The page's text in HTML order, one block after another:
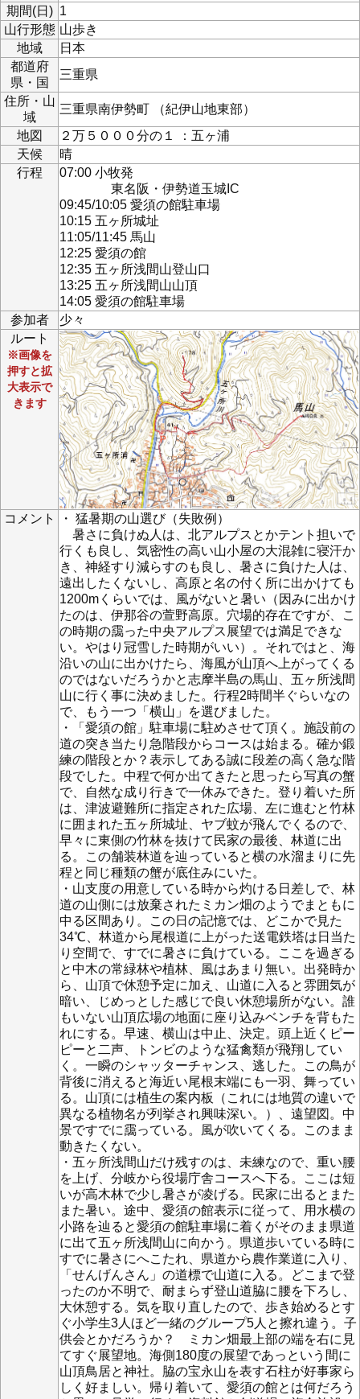
期間(日) 1
山行形態 山歩き
地域
日本
都道府
県・国
三重県
住所・山
域
三重県南伊勢町 （紀伊山地東部）
地図
２万５０００分の１ ：五ヶ浦
天候
晴
行程
07:00 小牧発
東名阪・伊勢道玉城IC
09:45/10:05 愛須の館駐車場
10:15 五ヶ所城址
11:05/11:45 馬山
12:25 愛須の館
12:35 五ヶ所浅間山登山口
13:25 五ヶ所浅間山山頂
14:05 愛須の館駐車場
参加者
少々
ルート
※画像を
押すと拡
大表示で
きます
コメント
・ 猛暑期の山選び（失敗例）
暑さに負けぬ人は、北アルプスとかテント担いで
行くも良し、気密性の高い山小屋の大混雑に寝汗か
き、神経すり減らすのも良し、暑さに負けた人は、
遠出したくないし、高原と名の付く所に出かけても
1200mくらいでは、風がないと暑い（因みに出かけ
たのは、伊那谷の萱野高原。穴場的存在ですが、こ
の時期の靄った中央アルプス展望では満足できな
い。やはり冠雪した時期がいい）。それではと、海
沿いの山に出かけたら、海風が山頂へ上がってくる
のではないだろうかと志摩半島の馬山、五ヶ所浅間
山に行く事に決めました。行程2時間半ぐらいなの
で、もう一つ「横山」を選びました。
・「愛須の館」駐車場に駐めさせて頂く。施設前の
道の突き当たり急階段からコースは始まる。確か鍛
練の階段とか？表示してある誠に段差の高く急な階
段でした。中程で何か出てきたと思ったら写真の蟹
で、自然な成り行きで一休みできた。登り着いた所
は、津波避難所に指定された広場、左に進むと竹林
に囲まれた五ヶ所城址、ヤブ蚊が飛んでくるので、
早々に東側の竹林を抜けて民家の最後、林道に出
る。この舗装林道を辿っていると横の水溜まりに先
程と同じ種類の蟹が底住みにいた。
・山支度の用意している時から灼ける日差しで、林
道の山側には放棄されたミカン畑のようでまともに
中る区間あり。この日の記憶では、どこかで見た
34℃、林道から尾根道に上がった送電鉄塔は日当た
り空間で、すでに暑さに負けている。ここを過ぎる
と中木の常緑林や植林、風はあまり無い。出発時か
ら、山頂で休憩予定に加え、山道に入ると雰囲気が
暗い、じめっとした感じで良い休憩場所がない。誰
もいない山頂広場の地面に座り込みベンチを背もた
れにする。早速、横山は中止、決定。頭上近くピー
ピーと二声、トンビのような猛禽類が飛翔してい
く。一瞬のシャッターチャンス、逃した。この鳥が
背後に消えると海近い尾根末端にも一羽、舞ってい
る。山頂には植生の案内板（これには地質の違いで
異なる植物名が列挙され興味深い。）、遠望図。中
景ですでに靄っている。風が吹いてくる。このまま
動きたくない。
・五ヶ所浅間山だけ残すのは、未練なので、重い腰
を上げ、分岐から役場庁舎コースへ下る。ここは短
いが高木林で少し暑さが凌げる。民家に出るとまた
また暑い。途中、愛須の館表示に従って、用水横の
小路を辿ると愛須の館駐車場に着くがそのまま県道
に出て五ヶ所浅間山に向かう。県道歩いている時に
すでに暑さにへこたれ、県道から農作業道に入り、
「せんげんさん」の道標で山道に入る。どこまで登
ったのか不明で、耐まらず登山道脇に腰を下ろし、
大休憩する。気を取り直したので、歩き始めるとす
ぐ小学生3人ほど一緒のグループ5人と擦れ違う。子
供会とかだろうか？ ミカン畑最上部の端を右に見
てすぐ展望地。海側180度の展望であっという間に
山頂鳥居と神社。脇の宝永山を表す石柱が好事家ら
しく好ましい。帰り着いて、愛須の館とは何だろう